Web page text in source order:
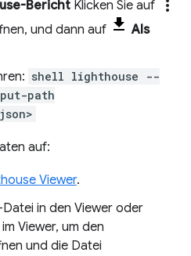
Bericht Klicken Sie auf more_vert
und dann auf
Als
shell lighthouse --
path
auf:
Viewer.
Datei in den Viewer oder
Viewer, um den
und die Datei